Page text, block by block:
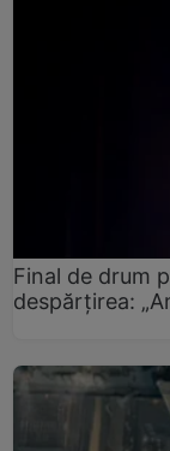
Final de drum
despărțirea: